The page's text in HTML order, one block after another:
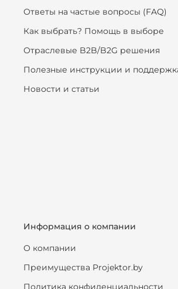
Ответы на частые вопросы (FAQ)
Как выбрать? Помощь в выборе
Отраслевые B2B/B2G решения
Полезные инструкции и
Новости и статьи
Информация о компании
О компании
Преимущества Projektor.by
Политика конфиденциальности